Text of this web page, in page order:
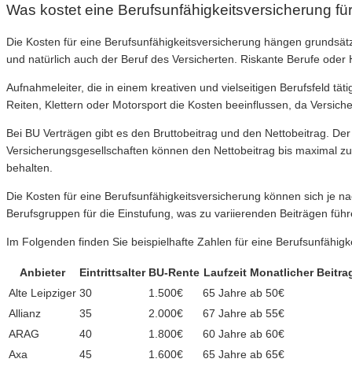
Was kostet eine Berufsunfähigkeitsversicherung
Die Kosten für eine Berufsunfähigkeitsversicherung hängen
und natürlich auch der Beruf des Versicherten. Riskante Berufe
Aufnahmeleiter, die in einem kreativen und vielseitigen Berufsfeld
Reiten, Klettern oder Motorsport die Kosten beeinflussen, da
Bei BU Verträgen gibt es den Bruttobeitrag und den Nettobeitrag.
Versicherungsgesellschaften können den Nettobeitrag bis maximal
behalten.
Die Kosten für eine Berufsunfähigkeitsversicherung können sich je
Berufsgruppen für die Einstufung, was zu variierenden Beiträgen
Im Folgenden finden Sie beispielhafte Zahlen für eine
Anbieter Eintrittsalter BU-Rente Laufzeit Monatlicher
Alte Leipziger 30 1.500€ 65 Jahre ab 50€
Allianz
35 2.000€ 67 Jahre ab 55€
ARAG
40 1.800€ 60 Jahre ab 60€
Axa
45 1.600€ 65 Jahre ab 65€